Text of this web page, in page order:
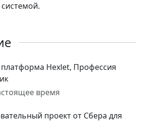
Hexlet, Профессия
время
проект от Сбера для